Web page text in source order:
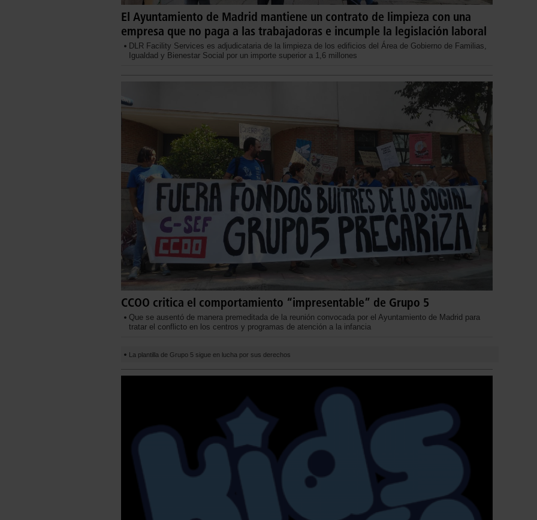
El Ayuntamiento de Madrid mantiene un contrato de limpieza con una
empresa que no paga a las trabajadoras e incumple la legislación laboral
DLR Facility Services es adjudicataria de la limpieza de los edificios del Área de Gobierno de Familias,
Igualdad y Bienestar Social por un importe superior a 1,6 millones
CCOO critica el comportamiento “impresentable” de Grupo 5
Que se ausentó de manera premeditada de la reunión convocada por el Ayuntamiento de Madrid para
tratar el conflicto en los centros y programas de atención a la infancia
La plantilla de Grupo 5 sigue en lucha por sus derechos